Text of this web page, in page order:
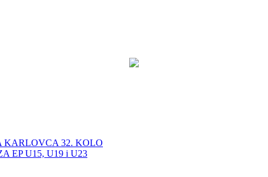
KARLOVCA 32. KOLO
EP U15, U19 i U23